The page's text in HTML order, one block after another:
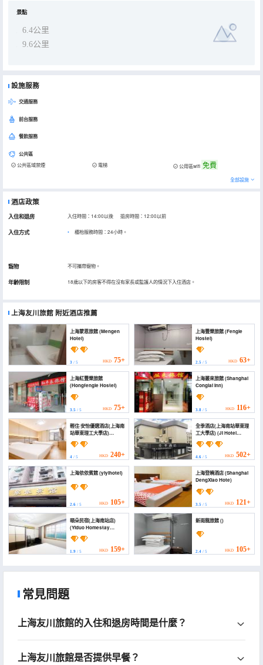
景點
6.4公里
9.6公里
設施服務
交通服務
前台服務
餐飲服務
公共區
公共區域禁煙 電梯 公用區wifi 免費
全部設施
酒店政策
入住和退房 入住時間：14:00以後 退房時間：12:00以前
入住方式 櫃枱服務時間：24小時。
寵物 不可攜帶寵物。
年齡限制 18歲以下的房客不得在沒有家長或監護人的情況下入住酒店。
上海友川旅館 附近酒店推薦
上海蒙恩旅館 (Mengen
Hotel)
3 / 5 HKD 75+
上海豐樂旅館 (Fengle
Hostel)
2.5/ 5 HKD 63+
上海紅豐樂旅館
(Hongfengle Hostel)
3.5 / 5 HKD 75+
上海叢來旅館 (Shanghai
Conglai Inn)
3.8/ 5 HKD 116+
輕住·安怡優選酒店(上海南
站華東理工大學店)
(Qingzhu · Anyi
Preferred Hotel
(Shanghai South
Railway Station))
4 / 5 HKD 240+
全季酒店(上海南站華東理
工大學店) (JI Hotel
(Shanghai South
Railway Station East
China University of
Science and
Technology))
4.6/ 5 HKD 502+
上海依依賓館 (yiyihotel)
2.6 / 5 HKD 105+
上海登曉酒店 (Shanghai
DengXiao Hote)
3.5/ 5 HKD 121+
頤朵民宿(上海南站店)
(Yiduo Homestay
(Shanghai South
Railway Station))
1.9 / 5 HKD 159+
新雨龍旅館 ()
2.4/ 5 HKD 105+
常見問題
上海友川旅館的入住和退房時間是什麼？
上海友川旅館是否提供早餐？